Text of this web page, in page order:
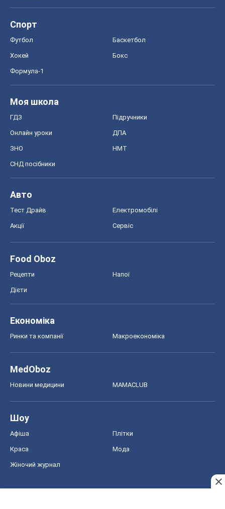
Спорт
Футбол Баскетбол
Хокей Бокс
Формула-1
Моя школа
ГДЗ Підручники
Онлайн уроки ДПА
ЗНО НМТ
СНД посібники
Авто
Тест Драйв Електромобілі
Акції Сервіс
Food Oboz
Рецепти Напої
Дієти
Економіка
Ринки та компанії Макроекономіка
MedOboz
Новини медицини MAMACLUB
Шоу
Афіша Плітки
Краса Мода
Жіночий журнал